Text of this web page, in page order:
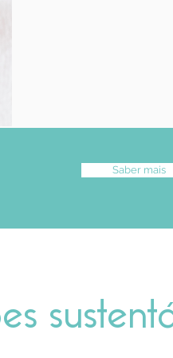
Saber mais